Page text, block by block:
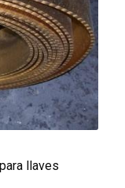
llaves